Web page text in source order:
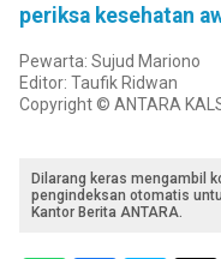
periksa kesehatan
Pewarta: Sujud Mariono
Editor: Taufik Ridwan
Copyright © ANTARA
Dilarang keras mengambil
pengindeksan otomatis
Kantor Berita ANTARA.